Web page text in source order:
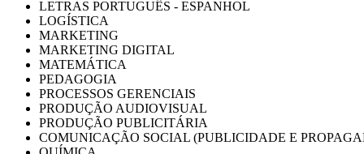
LETRAS PORTUGUÊS - ESPANHOL
LOGÍSTICA
MARKETING
MARKETING DIGITAL
MATEMÁTICA
PEDAGOGIA
PROCESSOS GERENCIAIS
PRODUÇÃO AUDIOVISUAL
PRODUÇÃO PUBLICITÁRIA
COMUNICAÇÃO SOCIAL (PUBLICIDADE E